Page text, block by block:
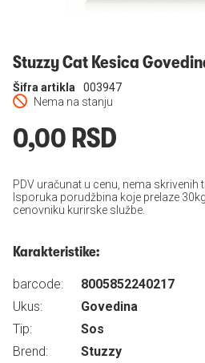
Stuzzy Cat Kesica
Nema na stanju
Šifra artikla 003947
0,00 RSD
PDV uračunat u cenu, nema skrivenih
Isporuka porudžbina koje prelaze
cenovniku kurirske službe.
Karakteristike:
barcode:
8005852240217
Ukus:
Govedina
Tip:
Sos
Brend:
Stuzzy